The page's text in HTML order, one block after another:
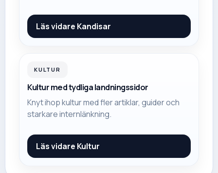
Läs vidare Kandisar
KULTUR
Kultur med tydliga landningssidor
Knyt ihop kultur med fler artiklar, guider och
starkare internlänkning.
Läs vidare Kultur